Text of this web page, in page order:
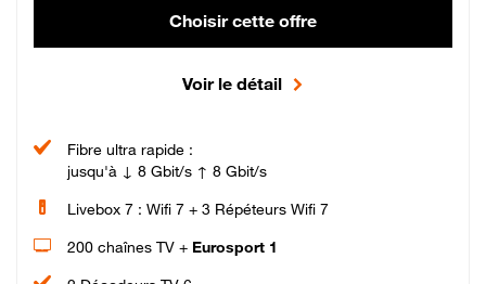
Choisir cette offre
Voir le détail
Fibre ultra rapide :
jusqu'à ↓ 8 Gbit/s ↑ 8 Gbit/s
Livebox 7 : Wifi 7 + 3 Répéteurs Wifi 7
200 chaînes TV + Eurosport 1